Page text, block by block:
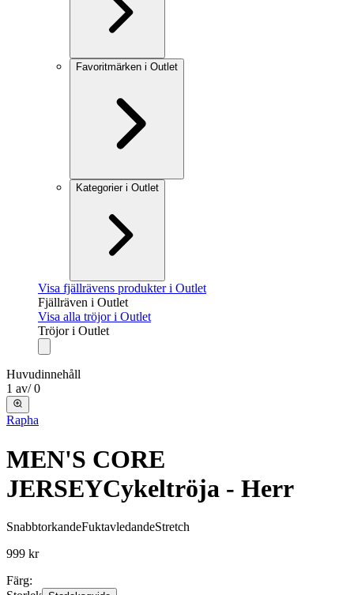
Favoritmärken i Outlet
Kategorier i Outlet
Visa fjällrävens produkter i Outlet
Fjällräven i Outlet
Visa alla tröjor i Outlet
Tröjor i Outlet
Huvudinnehåll
1 av/ 0
Rapha
MEN'S CORE
JERSEYCykeltröja - Herr
SnabbtorkandeFuktavledandeStretch
999 kr
Färg: